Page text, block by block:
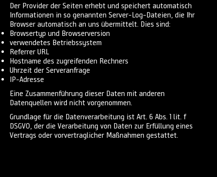
Der Provider der Seiten erhebt und speichert automatisch
Informationen in so genannten Server-Log-Dateien, die Ihr
Browser automatisch an uns übermittelt. Dies sind:
Browsertyp und Browserversion
verwendetes Betriebssystem
Referrer URL
Hostname des zugreifenden Rechners
Uhrzeit der Serveranfrage
IP-Adresse
Eine Zusammenführung dieser Daten mit anderen
Datenquellen wird nicht vorgenommen.
Grundlage für die Datenverarbeitung ist Art. 6 Abs. 1 lit. f
DSGVO, der die Verarbeitung von Daten zur Erfüllung eines
Vertrags oder vorvertraglicher Maßnahmen gestattet.